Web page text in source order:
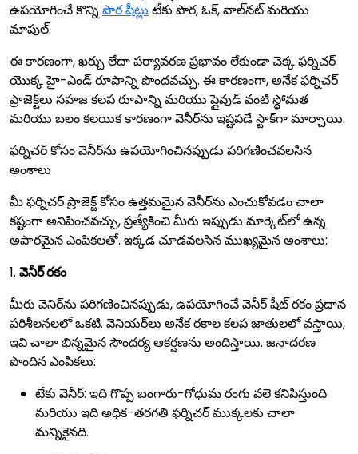
ఉపయోగించే కొన్నిపొర షీట్లు టేకు పొర, ఓక్, వాల్‌నట్ మరియు
మాపుల్.
ఈ కారణంగా, ఖర్చు లేదా పర్యావరణ ప్రభావం లేకుండా చెక్క ఫర్నిచర్
యొక్క హై-ఎండ్ రూపాన్ని పొందవచ్చు. ఈ కారణంగా, అనేక ఫర్నిచర్
ప్రాజెక్ట్‌లు సహజ కలప రూపాన్ని మరియు ప్లైవుడ్ వంటి స్థోమత
మరియు బలం కలయిక కారణంగా వెనీర్‌ను ఇష్టపడే స్టాక్‌గా మార్చాయి.
ఫర్నిచర్ కోసం వెనీర్‌ను ఉపయోగించినప్పుడు పరిగణించవలసిన
అంశాలు
మీ ఫర్నిచర్ ప్రాజెక్ట్ కోసం ఉత్తమమైన వెనీర్‌ను ఎంచుకోవడం చాలా
కష్టంగా అనిపించవచ్చు, ప్రత్యేకించి మీరు ఇప్పుడు మార్కెట్‌లో ఉన్న
అపారమైన ఎంపికలతో. ఇక్కడ చూడవలసిన ముఖ్యమైన అంశాలు:
1. వెనీర్ రకం
మీరు వెనిర్‌ను పరిగణించినప్పుడు, ఉపయోగించే వెనీర్ షీట్ రకం ప్రధాన
పరిశీలనలలో ఒకటి. వెనియర్‌లు అనేక రకాల కలప జాతులలో వస్తాయి,
ఇవి చాలా భిన్నమైన సౌందర్య ఆకర్షణను అందిస్తాయి. జనాదరణ
పొందిన ఎంపికలు:
టేకు వెనీర్: ఇది గొప్ప బంగారు-గోధుమ రంగు వలె కనిపిస్తుంది
మరియు ఇది అధిక-తరగతి ఫర్నిచర్ ముక్కలకు చాలా
మన్నికైనది.